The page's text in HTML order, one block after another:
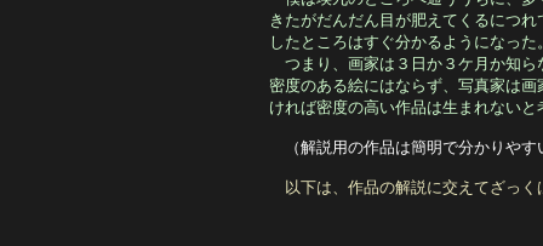
きたがだんだん目が肥えてくるにつ
したところはす
つまり、画家は３日か３ケ月か知ら
密度のある絵にはならず、写真家は
ければ密度の高い作品は生まれない
（解説用の作品は簡明で分かりやす
以下は、作品の解説に交えてざっ